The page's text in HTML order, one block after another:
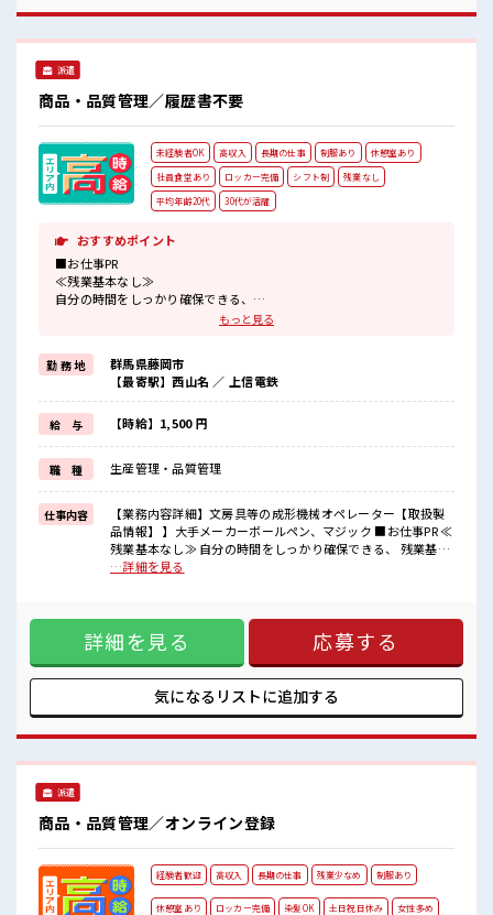
ぎなければ多少のヘアカラーもOKなのはウレシイPoint☆
派遣
商品・品質管理／履歴書不要
未経験者OK 高収入 長期の仕事 制服あり
休憩室あり
社員食堂あり
ロッカー完備 シフト制
残業なし
平均年齢20代
30代が活躍
おすすめポイント
■お仕事PR
≪残業基本なし≫
自分の時間をしっかり確保できる、
≪ラクラク制服アリ≫
制服があるので、
毎日の服装の悩み解消♪
≪未経験の方も大カンゲイ≫
新しいことにチャレンジするのは不安だけど、
しっかり働く環境が整っています！
イチからスキルUP・ステップUP目指していきましょう！
≪様々なお仕事をご提案≫
一人で悩まず気軽に相談できる、
派遣のお仕事です！
■職場の雰囲気
≪20代の方が多数活躍中の職場≫
ロッカー付き職場♪
高収入もバッチリ目指せますよ！
もっと見る
勤 務 地
群馬県藤岡市
【最寄駅】西山名 ／ 上信電鉄
給 与 【時給】1,500 円
職 種 生産管理・品質管理
仕事内容
【業務内容詳細】文房具等の成形機械オペレーター【取扱製
品情報】 】大手メーカーボールペン、マジック ■お仕事PR ≪
残業基本なし≫ 自分の時間をしっかり確保できる、 残業基本
ナシのお仕事♪ オンとオフをきっちり切り替えたい方にオス
ンジするのは不安だけど、 しっかり働く環境が整っていま
す！ イチからスキルUP・ステップUP目指していきましょ
う！ ≪様々なお仕事をご提案≫ 一人で悩まず気軽に相談でき
る、 派遣のお仕事です！ ■職場の雰囲気 ≪20代の方が多数活
躍中の職場≫ 仕事の合間の息抜きは休憩室で♪ 持ち物が多い
あなたにもぴったり☆ ロッカー付き職場♪ 高収入もバッチリ
…詳細を見る
詳細を見る 応募する
気になるリストに追加する
派遣
商品・品質管理／オンライン登録
経験者歓迎 高収入 長期の仕事 残業少なめ 制服あり
休憩室あり ロッカー完備 染髪OK 土日祝日休み 女性多め